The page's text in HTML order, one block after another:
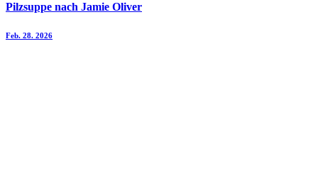
Pilzsuppe nach Jamie Oliver
Feb. 28. 2026